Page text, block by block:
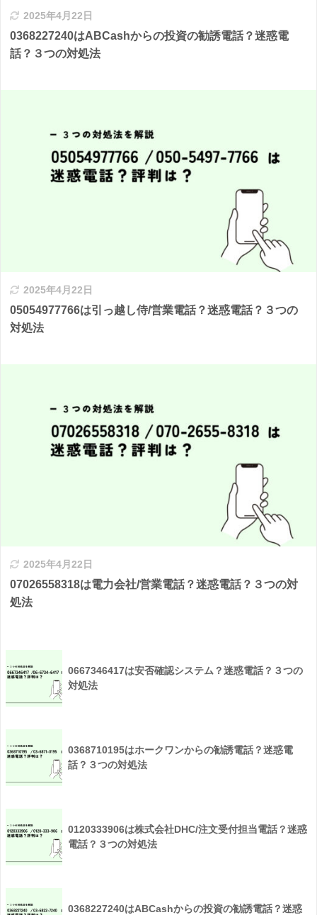
2025年4月22日
0368227240はABCashからの投資の勧誘電話？迷惑電
話？３つの対処法
2025年4月22日
05054977766は引っ越し侍/営業電話？迷惑電話？３つの
対処法
2025年4月22日
07026558318は電力会社/営業電話？迷惑電話？３つの対
処法
0667346417は安否確認システム？迷惑電話？３つの
対処法
0368710195はホークワンからの勧誘電話？迷惑電
話？３つの対処法
0120333906は株式会社DHC/注文受付担当電話？迷惑
電話？３つの対処法
0368227240はABCashからの投資の勧誘電話？迷惑